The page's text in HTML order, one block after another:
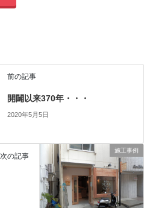
前の記事
開闢以来370年・・・
2020年5月5日
施工事例
次の記事